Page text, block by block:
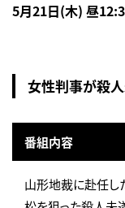
5月21日(木) 昼
女性判事が殺人
番組内容
山形地裁に赴任し